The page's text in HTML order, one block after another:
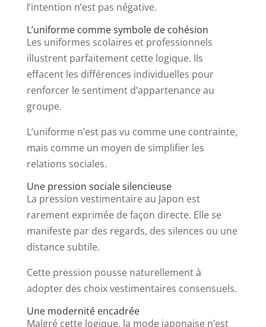
l’intention n’est pas négative.
L’uniforme comme symbole de cohésion
Les uniformes scolaires et professionnels
illustrent parfaitement cette logique. Ils
effacent les différences individuelles pour
renforcer le sentiment d’appartenance au
groupe.
L’uniforme n’est pas vu comme une contrainte,
mais comme un moyen de simplifier les
relations sociales.
Une pression sociale silencieuse
La pression vestimentaire au Japon est
rarement exprimée de façon directe. Elle se
manifeste par des regards, des silences ou une
distance subtile.
Cette pression pousse naturellement à
adopter des choix vestimentaires consensuels.
Une modernité encadrée
Malgré cette logique, la mode japonaise n’est